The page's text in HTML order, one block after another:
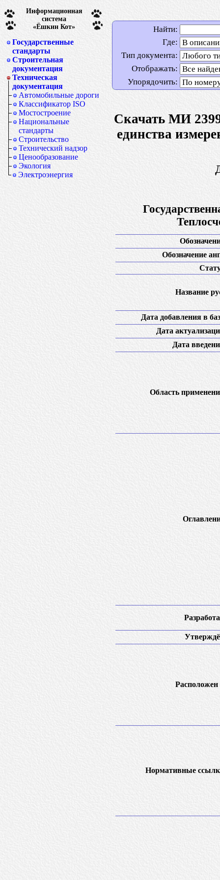
Информационная
система
«Ёшкин Кот»
Государственные
стандарты
Строительная
документация
Техническая
документация
Автомобильные дороги
Классификатор ISO
Мостостроение
Национальные
стандарты
Строительство
Технический надзор
Ценообразование
Экология
Электроэнергия
Найти:
Где:
Тип документа:
Отображать:
Упорядочить:
Скачать МИ
единства
Обозначение
Название
Дата добавления в
Дата
Дата
Область
Расположен
Нормативные